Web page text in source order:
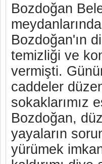
Bozdoğan
Bozdoğan'ın
temizliği ve
vermişti.
caddeler
sokaklarımız
Bozdoğan,
yayaların
yürümek